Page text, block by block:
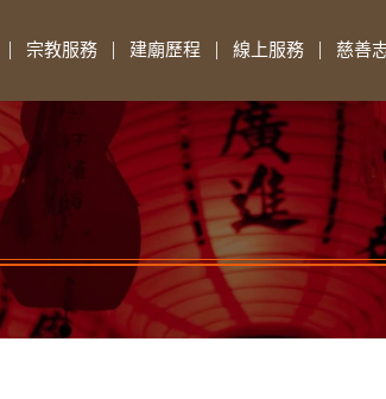
宗教服務 建廟歷程 線上服務 慈善